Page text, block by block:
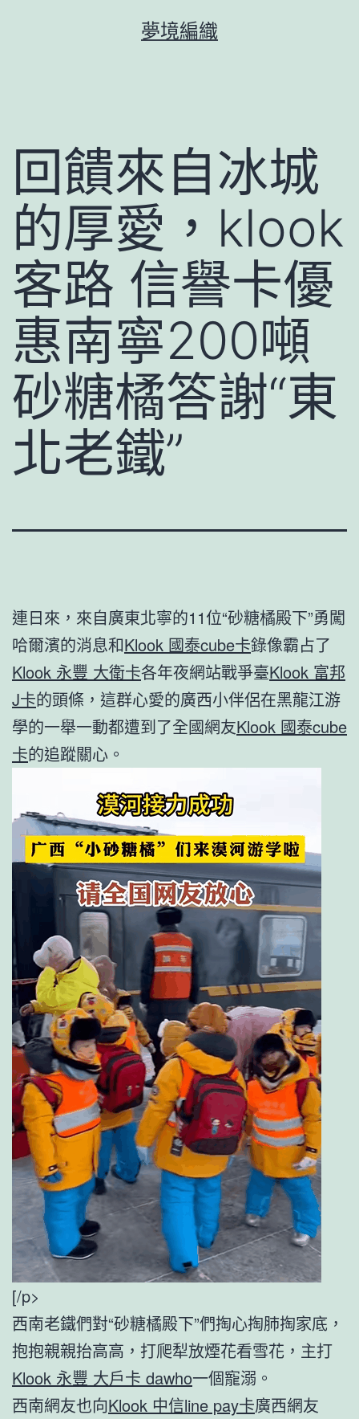
夢境編織
回饋來自冰城
的厚愛，klook
客路 信譽卡優
惠南寧200噸
砂糖橘答謝“東
北老鐵”
連日來，來自廣東北寧的11位“砂糖橘殿下”勇闖
哈爾濱的消息和Klook 國泰cube卡錄像霸占了
Klook 永豐 大衛卡各年夜網站戰爭臺Klook 富邦
J卡的頭條，這群心愛的廣西小伴侶在黑龍江游
學的一舉一動都遭到了全國網友Klook 國泰cube
卡的追蹤關心。
[/p>
西南老鐵們對“砂糖橘殿下”們掏心掏肺掏家底，
抱抱親親抬高高，打爬犁放煙花看雪花，主打
Klook 永豐 大戶卡 dawho一個寵溺。
西南網友也向Klook 中信line pay卡廣西網友